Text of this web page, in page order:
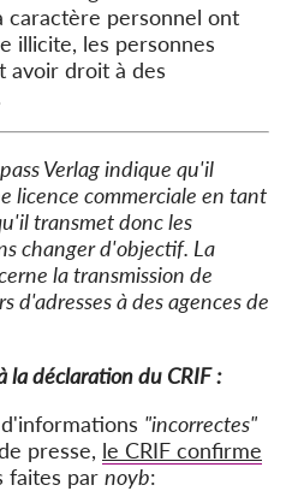
caractère personnel ont
illicite, les personnes
avoir droit à des
Verlag indique qu'il
licence commerciale en tant
transmet donc les
changer d'objectif. La
la transmission de
d'adresses à des agences de
la déclaration du CRIF :
"incorrectes"
presse, le CRIF confirme
faites par noyb: